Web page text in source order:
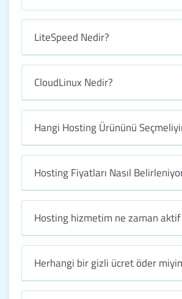
LiteSpeed Nedir?
CloudLinux Nedir?
Hangi Hosting Ürününü
Hosting Fiyatları Nasıl
Hosting hizmetim ne zaman
Herhangi bir gizli ücret öder